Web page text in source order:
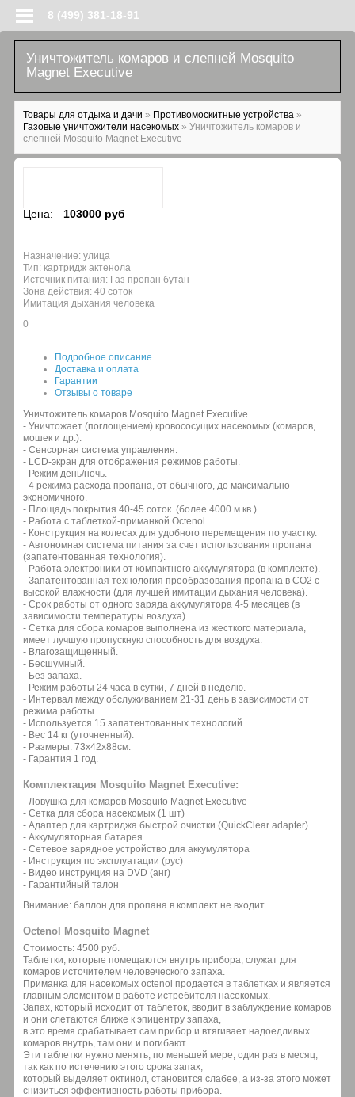
8 (499) 381-18-91
Уничтожитель комаров и слепней Mosquito
Magnet Executive
Вы здесь
Товары для отдыха и дачи » Противомоскитные устройства »
Газовые уничтожители насекомых » Уничтожитель комаров и
слепней Mosquito Magnet Executive
Цена: 103000 руб
Назначение: улица
Тип: картридж актенола
Источник питания: Газ пропан бутан
Зона действия: 40 соток
Имитация дыхания человека
0
Подробное описание
Доставка и оплата
Гарантии
Отзывы о товаре
Уничтожитель комаров Mosquito Magnet Executive
- Уничтожает (поглощением) кровососущих насекомых (комаров,
мошек и др.).
- Сенсорная система управления.
- LCD-экран для отображения режимов работы.
- Режим день/ночь.
- 4 режима расхода пропана, от обычного, до максимально
экономичного.
- Площадь покрытия 40-45 соток. (более 4000 м.кв.).
- Работа с таблеткой-приманкой Octenol.
- Конструкция на колесах для удобного перемещения по участку.
- Автономная система питания за счет использования пропана
(запатентованная технология).
- Работа электроники от компактного аккумулятора (в комплекте).
- Запатентованная технология преобразования пропана в CO2 с
высокой влажности (для лучшей имитации дыхания человека).
- Срок работы от одного заряда аккумулятора 4-5 месяцев (в
зависимости температуры воздуха).
- Сетка для сбора комаров выполнена из жесткого материала,
имеет лучшую пропускную способность для воздуха.
- Влагозащищенный.
- Бесшумный.
- Без запаха.
- Режим работы 24 часа в сутки, 7 дней в неделю.
- Интервал между обслуживанием 21-31 день в зависимости от
режима работы.
- Используется 15 запатентованных технологий.
- Вес 14 кг (уточненный).
- Размеры: 73х42х88см.
- Гарантия 1 год.
Комплектация Mosquito Magnet Executive:
- Ловушка для комаров Mosquito Magnet Executive
- Сетка для сбора насекомых (1 шт)
- Адаптер для картриджа быстрой очистки (QuickClear adapter)
- Аккумуляторная батарея
- Сетевое зарядное устройство для аккумулятора
- Инструкция по эксплуатации (рус)
- Видео инструкция на DVD (анг)
- Гарантийный талон
Внимание: баллон для пропана в комплект не входит.
Octenol Mosquito Magnet
Стоимость: 4500 руб.
Таблетки, которые помещаются внутрь прибора, служат для
комаров источителем человеческого запаха.
Приманка для насекомых octenol продается в таблетках и является
главным элементом в работе истребителя насекомых.
Запах, который исходит от таблеток, вводит в заблуждение комаров
и они слетаются ближе к эпицентру запаха,
в это время срабатывает сам прибор и втягивает надоедливых
комаров внутрь, там они и погибают.
Эти таблетки нужно менять, по меньшей мере, один раз в месяц,
так как по истечению этого срока запах,
который выделяет октинол, становится слабее, а из-за этого может
снизиться эффективность работы прибора.